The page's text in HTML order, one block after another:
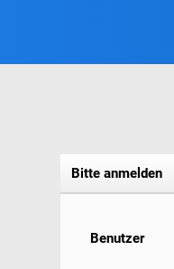
Bitte anmelden
Benutzer